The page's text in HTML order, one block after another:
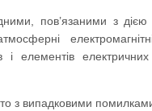
пов’язаними з
і елементів
з випадковими